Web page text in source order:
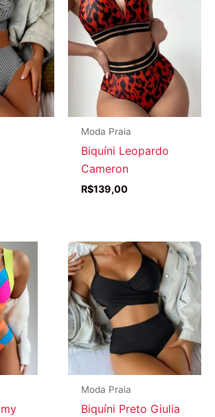
Moda Praia
Biquíni Leopardo
Cameron
R$139,00
Moda Praia
Biquíni Preto Giulia